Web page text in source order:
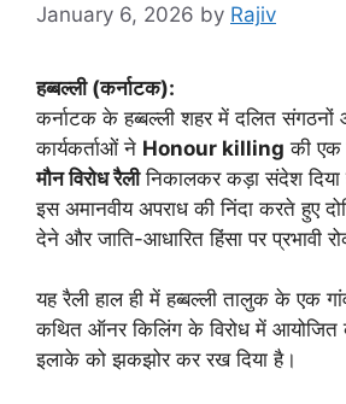
January 6, 2026 by Rajiv
हब्बल्ली (कर्नाटक):
कर्नाटक के हब्बल्ली शहर में दलित संगठनों
कार्यकर्ताओं ने Honour killing की एक
मौन विरोध रैलीनिकालकर कड़ा संदेश दिया
इस अमानवीय अपराध की निंदा करते हुए
देने और जाति-आधारित हिंसा पर प्रभावी
यह रैली हाल ही में हब्बल्ली तालुक के एक
कथित ऑनर किलिंग के विरोध में आयोजित
इलाके को झकझोर कर रख दिया है।